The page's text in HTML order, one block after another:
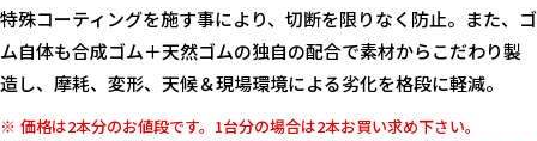
特殊コーティングを施す事により、切断を限りなく防止。また、ゴ
ム自体も合成ゴム＋天然ゴムの独自の配合で素材からこだわり製
造し、摩耗、変形、天候＆現場環境による劣化を格段に軽減。
価格は2本分のお値段です。1台分の場合は2本お買い求め下さい。